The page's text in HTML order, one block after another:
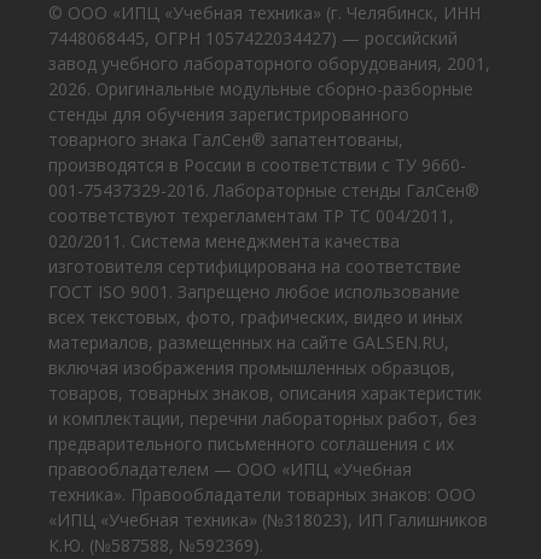
© ООО «ИПЦ «Учебная техника» (г. Челябинск, ИНН
7448068445, ОГРН 1057422034427) — российский
завод учебного лабораторного оборудования, 2001,
2026. Оригинальные модульные сборно-разборные
стенды для обучения зарегистрированного
товарного знака ГалСен® запатентованы,
производятся в России в соответствии с ТУ 9660-
001-75437329-2016. Лабораторные стенды ГалСен®
соответствуют техрегламентам ТР ТС 004/2011,
020/2011. Система менеджмента качества
изготовителя сертифицирована на соответствие
ГОСТ ISO 9001. Запрещено любое использование
всех текстовых, фото, графических, видео и иных
материалов, размещенных на сайте GALSEN.RU,
включая изображения промышленных образцов,
товаров, товарных знаков, описания характеристик
и комплектации, перечни лабораторных работ, без
предварительного письменного соглашения с их
правообладателем — ООО «ИПЦ «Учебная
техника». Правообладатели товарных знаков: ООО
«ИПЦ «Учебная техника» (№318023), ИП Галишников
К.Ю. (№587588, №592369).